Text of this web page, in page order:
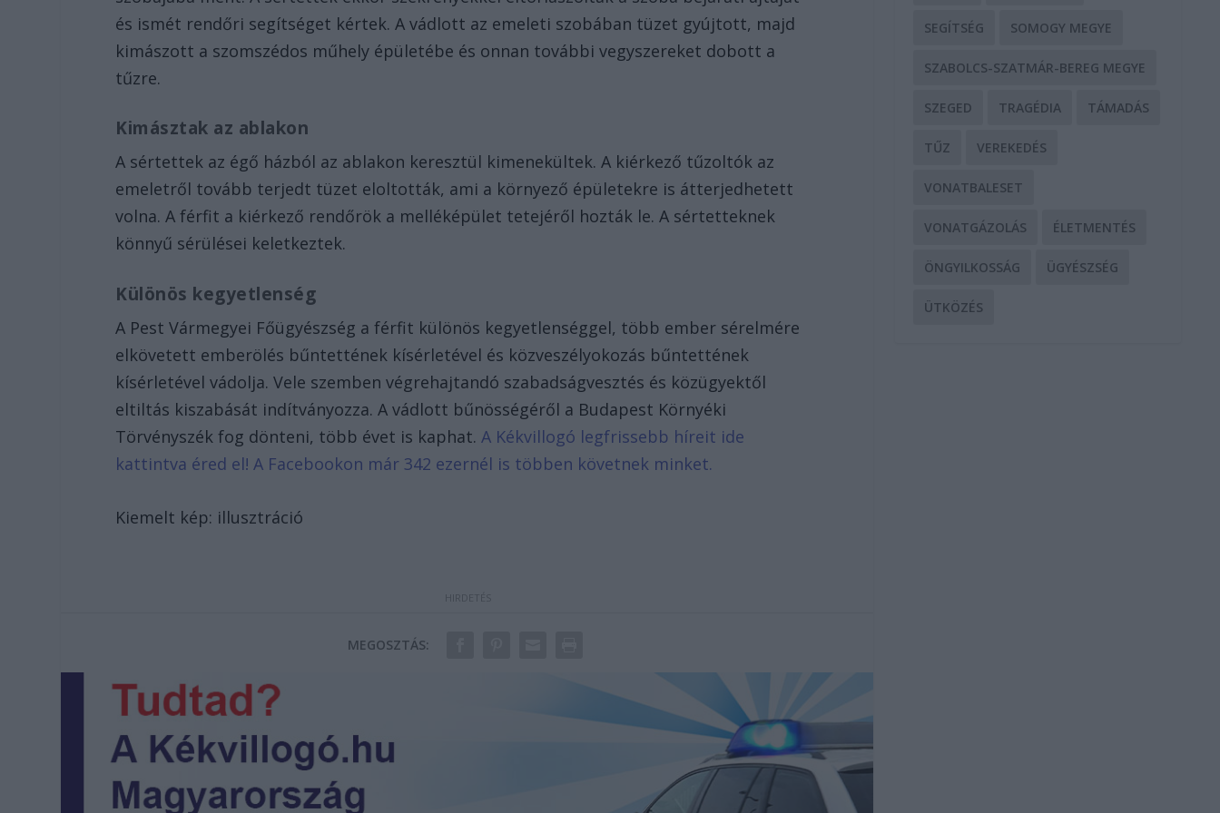
és ismét rendőri segítséget kértek. A vádlott az emeleti szobában tüzet gyújtott, majd
kimászott a szomszédos műhely épületébe és onnan további vegyszereket dobott a
tűzre.
Kimásztak az ablakon
A sértettek az égő házból az ablakon keresztül kimenekültek. A kiérkező tűzoltók az
emeletről tovább terjedt tüzet eloltották, ami a környező épületekre is átterjedhetett
volna. A férfit a kiérkező rendőrök a melléképület tetejéről hozták le. A sértetteknek
könnyű sérülései keletkeztek.
Különös kegyetlenség
A Pest Vármegyei Főügyészség a férfit különös kegyetlenséggel, több ember sérelmére
elkövetett emberölés bűntettének kísérletével és közveszélyokozás bűntettének
kísérletével vádolja. Vele szemben végrehajtandó szabadságvesztés és közügyektől
eltiltás kiszabását indítványozza. A vádlott bűnösségéről a Budapest Környéki
Törvényszék fog dönteni, több évet is kaphat.A Kékvillogó legfrissebb híreit ide
kattintva éred el! A Facebookon már 342 ezernél is többen követnek minket.
Kiemelt kép: illusztráció
MEGOSZTÁS:
SEGÍTSÉG SOMOGY MEGYE
SZABOLCS-SZATMÁR-BEREG MEGYE
SZEGED TRAGÉDIA TÁMADÁS
TŰZ VEREKEDÉS
VONATBALESET
VONATGÁZOLÁS ÉLETMENTÉS
ÖNGYILKOSSÁG ÜGYÉSZSÉG
ÜTKÖZÉS